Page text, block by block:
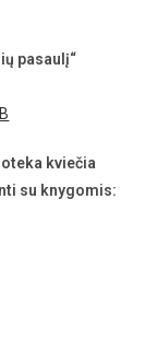
pasaulį“
kviečia
su knygomis: